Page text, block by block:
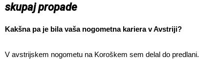
skupaj propade
Kakšna pa je bila vaša nogometna kariera v Avstriji?
V avstrijskem nogometu na Koroškem sem delal do predlani.